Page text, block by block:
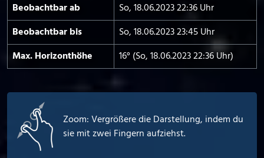
Beobachtbar ab
So, 18.06.2023 22:36 Uhr
Beobachtbar bis
So, 18.06.2023 23:45 Uhr
Max. Horizont­höhe
16° (So, 18.06.2023 22:36 Uhr)
Zoom: Vergrößere die Darstellung, indem du
sie mit zwei Fingern aufziehst.